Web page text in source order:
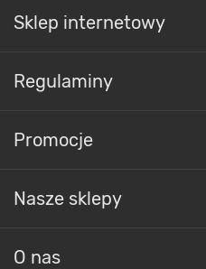
Sklep internetowy
Regulaminy
Promocje
Nasze sklepy
O nas